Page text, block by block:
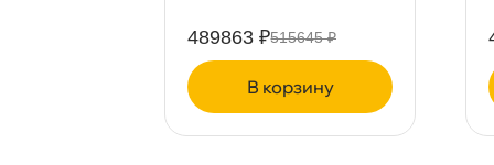
489863 ₽515645 ₽
корзину
пр.Просвещения 72
0 шт
Сегодня, бесплатно